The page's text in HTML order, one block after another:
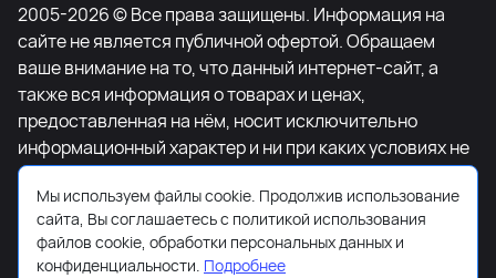
2005-2026 © Все права защищены. Информация на
сайте не является публичной офертой. Обращаем
ваше внимание на то, что данный интернет-сайт, а
также вся информация о товарах и ценах,
предоставленная на нём, носит исключительно
информационный характер и ни при каких условиях не
является публичной офертой, определяемой
положениями Статьи 437 Гражданского кодекса
Российской Федерации. Для получения подробной
информации о наличии и стоимости указанных
Мы используем файлы cookie. Продолжив использование
сайта, Вы соглашаетесь с политикой использования
файлов cookie, обработки персональных данных и
конфиденциальности. Подробнее